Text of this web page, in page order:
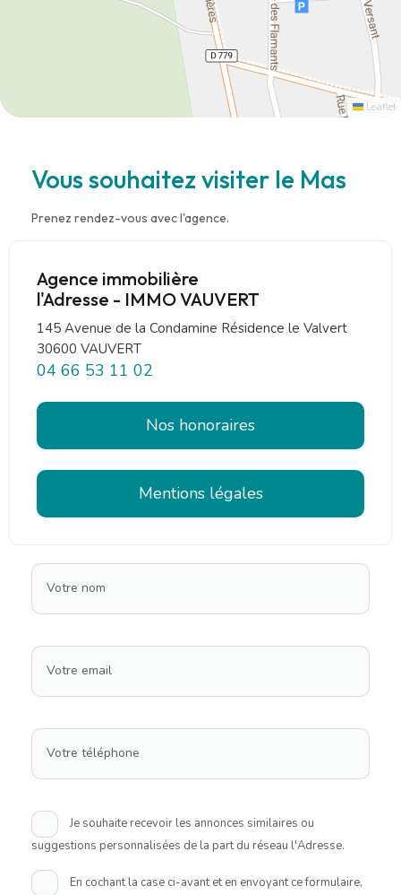
Leaflet
Vous souhaitez visiter le Mas
Prenez rendez-vous avec l'agence.
Agence immobilière
l'Adresse - IMMO VAUVERT
145 Avenue de la Condamine Résidence le Valvert
30600 VAUVERT
04 66 53 11 02
Nos honoraires
Mentions légales
Votre nom
Votre email
Votre téléphone
Je souhaite recevoir les annonces similaires ou
suggestions personnalisées de la part du réseau l'Adresse.
En cochant la case ci-avant et en envoyant ce formulaire,